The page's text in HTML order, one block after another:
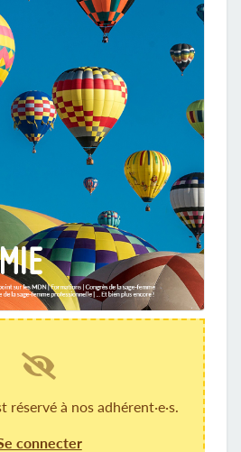
à nos adhérent·e·s.
connecter